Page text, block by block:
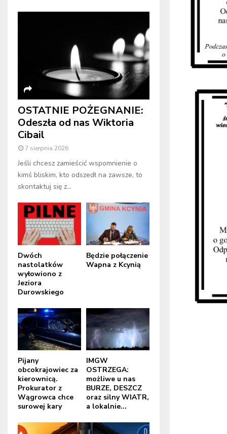
OSTATNIE POŻEGNANIE:
Odeszła od nas Wiktoria
Cibail
7 sierpnia 2026
Jeśli chcesz zamieścić wspomnienie o
kimś bliskim, kto odszedł na zawsze, to
skontaktuj się z...
Dwóch
nastolatków
wyłowiono z
Jeziora
Durowskiego
Będzie połączenie
Wapna z Kcynią
Pijany
obcokrajowiec za
kierownicą.
Prokurator z
Wągrowca chce
surowej kary
IMGW
OSTRZEGA:
możliwe u nas
BURZE, DESZCZ
oraz silny WIATR,
a lokalnie...